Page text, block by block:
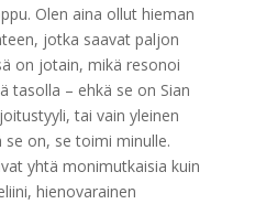
Olen aina ollut hieman
jotka saavat paljon
on jotain, mikä resonoi
tasolla – ehkä se on Sian
tai vain yleinen
on, se toimi minulle.
yhtä monimutkaisia kuin
hienovarainen